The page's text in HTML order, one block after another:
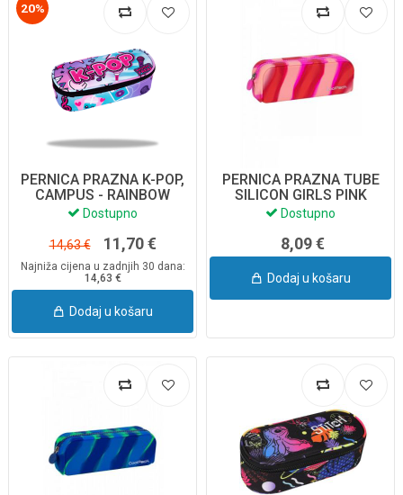
20%
PERNICA PRAZNA K-POP,
CAMPUS - RAINBOW
F062037
Dostupno
14,63 € 11,70 €
Najniža cijena u zadnjih 30 dana:
14,63 €
Dodaj u košaru
PERNICA PRAZNA TUBE
SILICON GIRLS PINK
Z11771 COOLPACK
Dostupno
8,09 €
Dodaj u košaru